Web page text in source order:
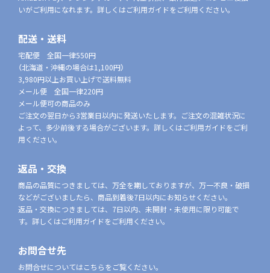
いがご利用になれます。詳しくはご利用ガイドをご利用ください。
配送・送料
宅配便 全国一律550円
（北海道・沖縄の場合は1,100円）
3,980円以上お買い上げで送料無料
メール便 全国一律220円
メール便可の商品のみ
ご注文の翌日から3営業日以内に発送いたします。ご注文の混雑状況に
よって、多少前後する場合がございます。詳しくはご利用ガイドをご利
用ください。
返品・交換
商品の品質につきましては、万全を期しておりますが、万一不良・破損
などがございましたら、商品到着後7日以内にお知らせください。
返品・交換につきましては、7日以内、未開封・未使用に限り可能で
す。詳しくはご利用ガイドをご利用ください。
お問合せ先
お問合せについてはこちらをご覧ください。